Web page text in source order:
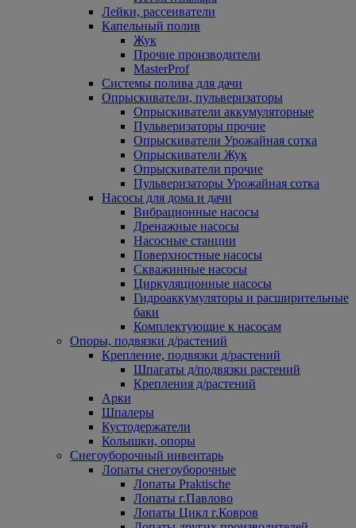
Лейки, рассеиватели
Капельный полив
Жук
Прочие производители
MasterProf
Системы полива для дачи
Опрыскиватели, пульверизаторы
Опрыскиватели аккумуляторные
Пульверизаторы прочие
Опрыскиватели Урожайная сотка
Опрыскиватели Жук
Опрыскиватели прочие
Пульверизаторы Урожайная сотка
Насосы для дома и дачи
Вибрационные насосы
Дренажные насосы
Насосные станции
Поверхностные насосы
Скважинные насосы
Циркуляционные насосы
Гидроаккумуляторы и расширительные
баки
Комплектующие к насосам
Опоры, подвязки д/растений
Крепление, подвязки д/растений
Шпагаты д/подвязки растений
Крепления д/растений
Арки
Шпалеры
Кустодержатели
Колышки, опоры
Снегоуборочный инвентарь
Лопаты снегоуборочные
Лопаты Praktische
Лопаты г.Павлово
Лопаты Цикл г.Ковров